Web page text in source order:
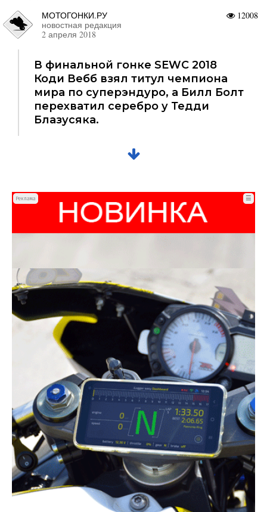
12008
МОТОГОНКИ.РУ
новостная редакция
2 апреля 2018
В финальной гонке SEWC 2018
Коди Вебб взял титул чемпиона
мира по суперэндуро, а Билл Болт
перехватил серебро у Тедди
Блазусяка.
Реклама ☰